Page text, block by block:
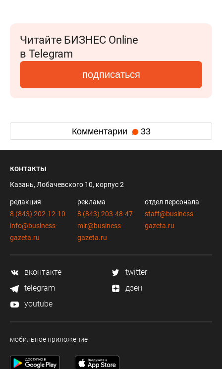
Читайте БИЗНЕС Online
в Telegram
подписаться
Комментарии 33
контакты
Казань, Лобачевского 10, корпус 2
редакция
8 (843) 202-12-10
info@business-
gazeta.ru
реклама
8 (843) 203-48-47
mir@business-
gazeta.ru
отдел персонала
staff@business-
gazeta.ru
вконтакте
twitter
telegram
дзен
youtube
мобильное приложение